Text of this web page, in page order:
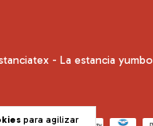
para agilizar
- La estancia yumbo